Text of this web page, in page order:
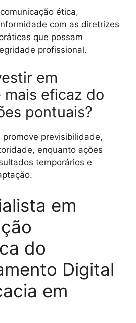
ética,
com as diretrizes
que possam
profissional.
em
eficaz do
pontuais?
promove previsibilidade,
enquanto ações
temporários e
em
do
Digital
em